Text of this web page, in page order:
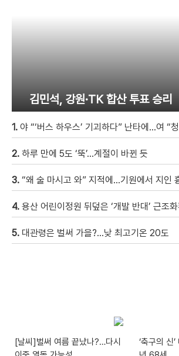
김민석, 강원·TK 합산 투표 승리
1. 야 “‘버스 하우스’ 기괴하다” 난타에…여 “
2. 하루 만에 5도 ‘뚝’…계절이 바뀐 듯
3. “왜 술 마시고 와” 지적에…기원에서 지인
4. 용산 어린이정원 뒤덮은 ‘개발 반대’ 근조
5. 대관령은 벌써 가을?…낮 최고기온 20도
[날씨]벌써 여름 끝났나?…다시
‘축구의 신